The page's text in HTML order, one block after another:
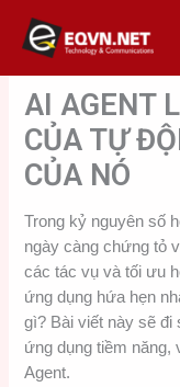
content
AI AGENT
CỦA TỰ
CỦA NÓ
Trong kỷ nguyên số
ngày càng chứng tỏ
các tác vụ và tối ưu
ứng dụng hứa hẹn
gì? Bài viết này sẽ đi
ứng dụng tiềm năng,
Agent.